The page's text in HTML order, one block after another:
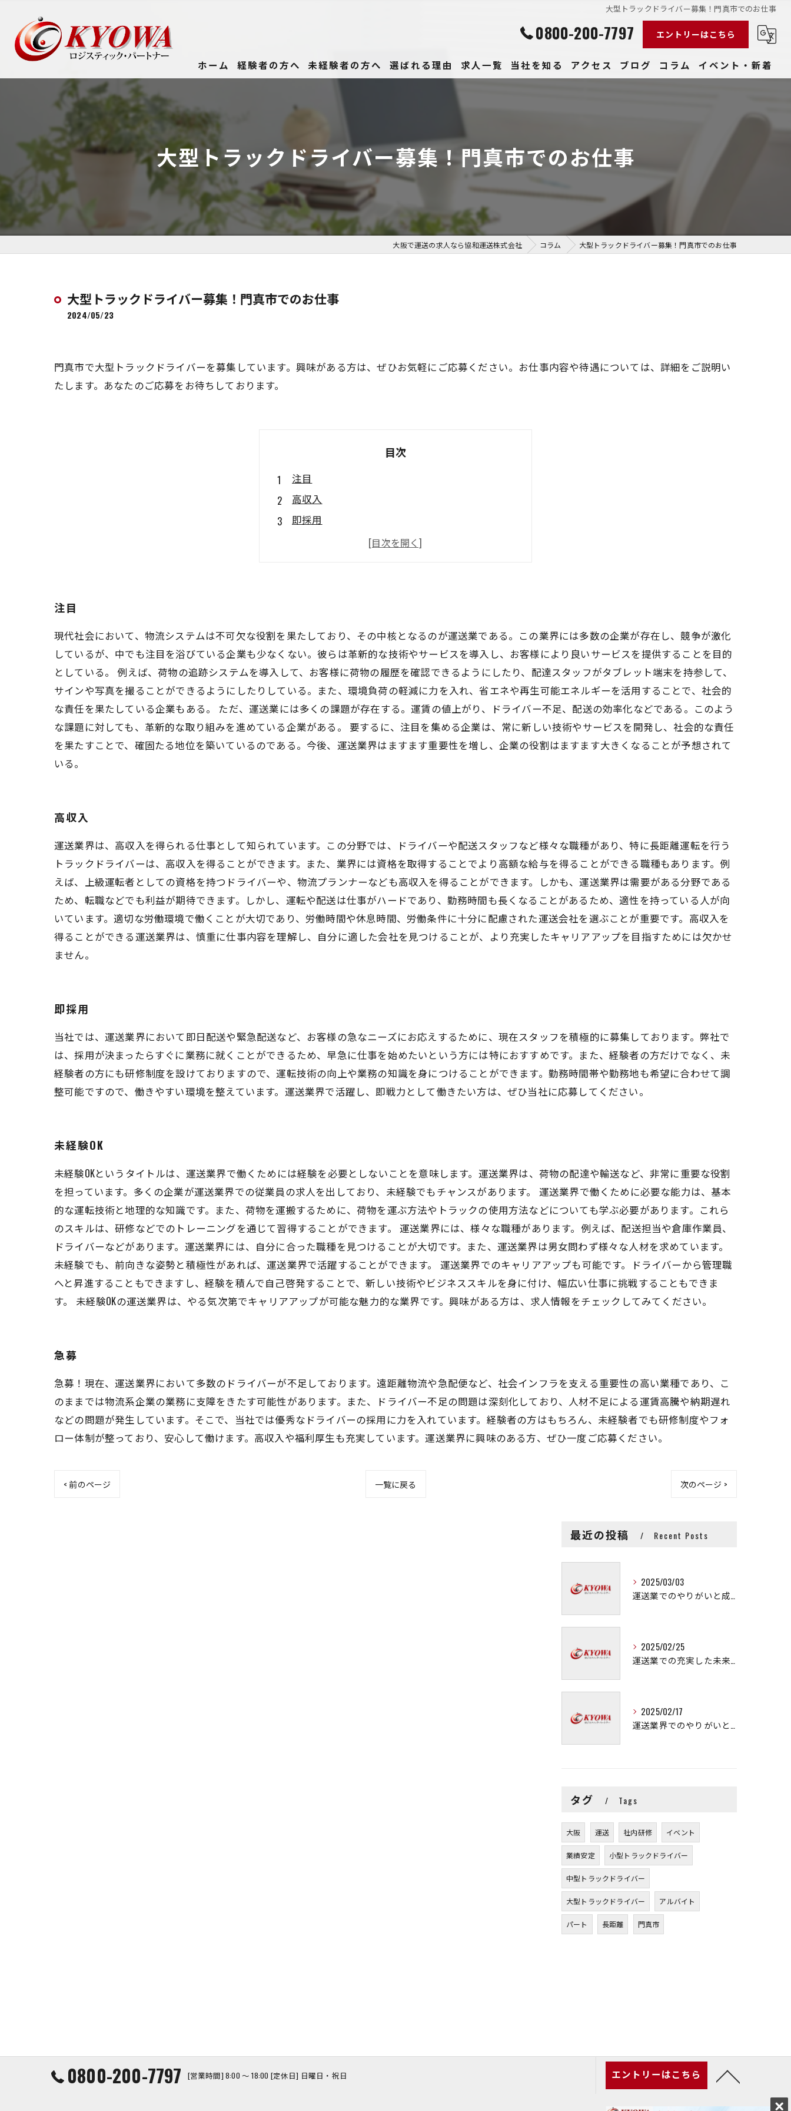
大型トラックドライバー募集！門真市でのお仕事
0800-200-7797 エントリーはこちら
ホーム 経験者の方へ 未経験者の方へ 選ばれる理由 求人一覧 当社を知る
高収入
アクセス ブログ コラム イベント・新着
大型トラックドライバー募集！門真市でのお仕事
大阪で運送の求人なら協和運送株式会社 コラム 大型トラックドライバー募集！門真市でのお仕事
大型トラックドライバー募集！門真市でのお仕事
2024/05/23
門真市で大型トラックドライバーを募集しています。興味がある方は、ぜひお気軽にご応募ください。お仕事内容や待遇については、詳細をご説明い
たします。あなたのご応募をお待ちしております。
目次
注目
高収入
即採用
注目
現代社会において、物流システムは不可欠な役割を果たしており、その中核となるのが運送業である。この業界には多数の企業が存在し、競争が激化
しているが、中でも注目を浴びている企業も少なくない。彼らは革新的な技術やサービスを導入し、お客様により良いサービスを提供することを目的
としている。 例えば、荷物の追跡システムを導入して、お客様に荷物の履歴を確認できるようにしたり、配達スタッフがタブレット端末を持参して、
サインや写真を撮ることができるようにしたりしている。また、環境負荷の軽減に力を入れ、省エネや再生可能エネルギーを活用することで、社会的
な責任を果たしている企業もある。 ただ、運送業には多くの課題が存在する。運賃の値上がり、ドライバー不足、配送の効率化などである。このよう
な課題に対しても、革新的な取り組みを進めている企業がある。 要するに、注目を集める企業は、常に新しい技術やサービスを開発し、社会的な責任
を果たすことで、確固たる地位を築いているのである。今後、運送業界はますます重要性を増し、企業の役割はますます大きくなることが予想されて
いる。
高収入
運送業界は、高収入を得られる仕事として知られています。この分野では、ドライバーや配送スタッフなど様々な職種があり、特に長距離運転を行う
トラックドライバーは、高収入を得ることができます。また、業界には資格を取得することでより高額な給与を得ることができる職種もあります。例
えば、上級運転者としての資格を持つドライバーや、物流プランナーなども高収入を得ることができます。しかも、運送業界は需要がある分野である
ため、転職などでも利益が期待できます。しかし、運転や配送は仕事がハードであり、勤務時間も長くなることがあるため、適性を持っている人が向
いています。適切な労働環境で働くことが大切であり、労働時間や休息時間、労働条件に十分に配慮された運送会社を選ぶことが重要です。高収入を
得ることができる運送業界は、慎重に仕事内容を理解し、自分に適した会社を見つけることが、より充実したキャリアアップを目指すためには欠かせ
ません。
即採用
当社では、運送業界において即日配送や緊急配送など、お客様の急なニーズにお応えするために、現在スタッフを積極的に募集しております。弊社で
は、採用が決まったらすぐに業務に就くことができるため、早急に仕事を始めたいという方には特におすすめです。また、経験者の方だけでなく、未
経験者の方にも研修制度を設けておりますので、運転技術の向上や業務の知識を身につけることができます。勤務時間帯や勤務地も希望に合わせて調
整可能ですので、働きやすい環境を整えています。運送業界で活躍し、即戦力として働きたい方は、ぜひ当社に応募してください。
未経験OK
未経験OKというタイトルは、運送業界で働くためには経験を必要としないことを意味します。運送業界は、荷物の配達や輸送など、非常に重要な役割
を担っています。多くの企業が運送業界での従業員の求人を出しており、未経験でもチャンスがあります。 運送業界で働くために必要な能力は、基本
的な運転技術と地理的な知識です。また、荷物を運搬するために、荷物を運ぶ方法やトラックの使用方法などについても学ぶ必要があります。これら
のスキルは、研修などでのトレーニングを通じて習得することができます。 運送業界には、様々な職種があります。例えば、配送担当や倉庫作業員、
ドライバーなどがあります。運送業界には、自分に合った職種を見つけることが大切です。また、運送業界は男女問わず様々な人材を求めています。
未経験でも、前向きな姿勢と積極性があれば、運送業界で活躍することができます。 運送業界でのキャリアアップも可能です。ドライバーから管理職
へと昇進することもできますし、経験を積んで自己啓発することで、新しい技術やビジネススキルを身に付け、幅広い仕事に挑戦することもできま
す。 未経験OKの運送業界は、やる気次第でキャリアアップが可能な魅力的な業界です。興味がある方は、求人情報をチェックしてみてください。
急募
急募！現在、運送業界において多数のドライバーが不足しております。遠距離物流や急配便など、社会インフラを支える重要性の高い業種であり、こ
のままでは物流系企業の業務に支障をきたす可能性があります。また、ドライバー不足の問題は深刻化しており、人材不足による運賃高騰や納期遅れ
などの問題が発生しています。そこで、当社では優秀なドライバーの採用に力を入れています。経験者の方はもちろん、未経験者でも研修制度やフォ
ロー体制が整っており、安心して働けます。高収入や福利厚生も充実しています。運送業界に興味のある方、ぜひ一度ご応募ください。
< 前のページ 一覧に戻る 次のページ >
最近の投稿 Recent Posts
2025/03/03
運送業でのやりがいと成長の秘訣
2025/02/25
運送業での充実した未来を拓く方法
2025/02/17
運送業界でのやりがいと可能性
タグ Tags
大阪 運送 社内研修 イベント
業績安定 小型トラックドライバー
中型トラックドライバー
大型トラックドライバー アルバイト
パート 長距離 門真市
0800-200-7797 [営業時間] 8:00 ～ 18:00 [定休日] 日曜日・祝日 エントリーはこちら